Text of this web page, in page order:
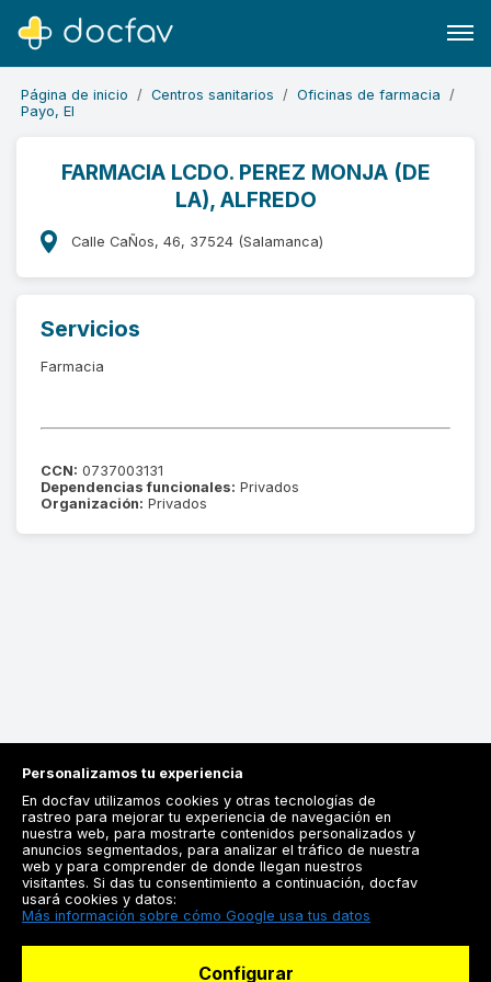
Buscar
Software para clínicas
Soporte
Página de inicio Centros sanitarios
Oficinas de farmacia
Payo, El
FARMACIA LCDO. PEREZ MONJA (DE
LA), ALFREDO
Calle CaÑos, 46, 37524 (Salamanca)
Servicios
Farmacia
CCN: 0737003131
Dependencias funcionales: Privados
Organización: Privados
Registrarse
Docfav
Personalizamos tu experiencia
En docfav utilizamos cookies y otras tecnologías de
rastreo para mejorar tu experiencia de navegación en
nuestra web, para mostrarte contenidos personalizados y
anuncios segmentados, para analizar el tráfico de nuestra
web y para comprender de donde llegan nuestros
visitantes. Si das tu consentimiento a continuación, docfav
usará cookies y datos:
Más información sobre cómo Google usa tus datos
Configurar